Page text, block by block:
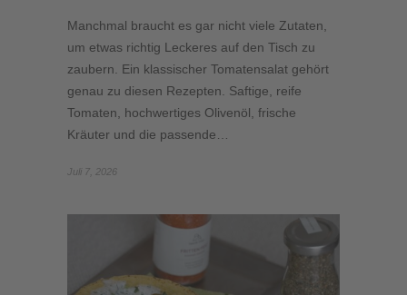
Manchmal braucht es gar nicht viele Zutaten,
um etwas richtig Leckeres auf den Tisch zu
zaubern. Ein klassischer Tomatensalat gehört
genau zu diesen Rezepten. Saftige, reife
Tomaten, hochwertiges Olivenöl, frische
Kräuter und die passende…
Juli 7, 2026